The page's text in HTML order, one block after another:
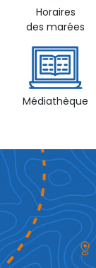
Horaires
des marées
Médiathèque